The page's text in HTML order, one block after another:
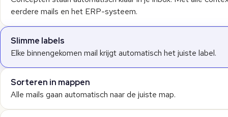
eerdere mails en het ERP-systeem.
Slimme labels
Elke binnengekomen mail krijgt automatisch het juiste label.
Sorteren in mappen
Alle mails gaan automatisch naar de juiste map.